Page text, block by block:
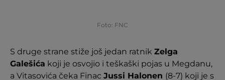
Foto: FNC
S druge strane stiže još jedan ratnik Zelga
Galešića koji je osvojio i teškaški pojas u Megdanu,
a Vitasovića čeka Finac Jussi Halonen (8-7) koji je s